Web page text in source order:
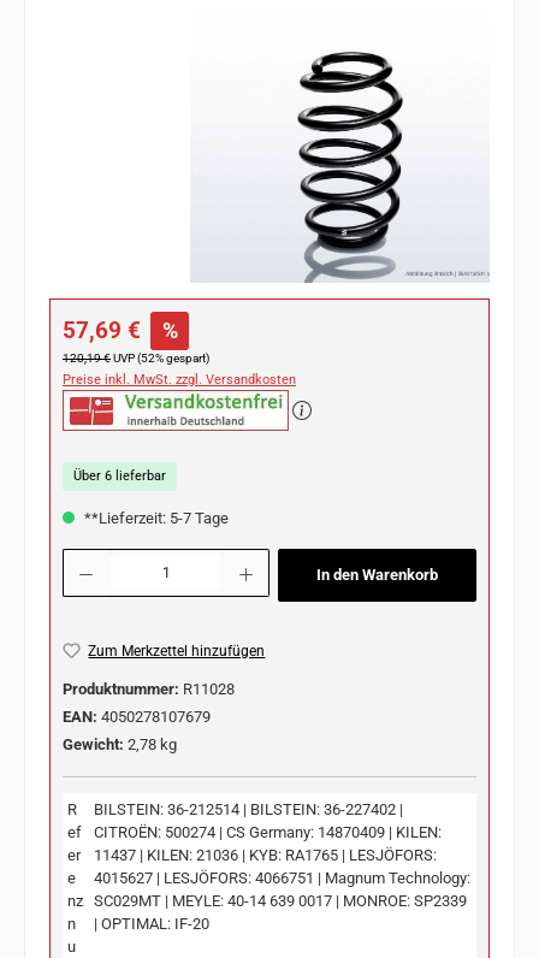
Verkaufspreis:
57,69 € %
Regulärer Preis:
120,19 €UVP (52% gespart)
Preise inkl. MwSt. zzgl. Versandkosten
Über 6 lieferbar
**Lieferzeit: 5-7 Tage
Produkt Anzahl: Gib den gewünschten Wert ein oder benutze die Schaltflächen
In den Warenkorb
Zum Merkzettel hinzufügen
Produktnummer: R11028
EAN: 4050278107679
Gewicht: 2,78 kg
R
ef
er
e
nz
n
u
BILSTEIN: 36-212514 | BILSTEIN: 36-227402 |
CITROËN: 500274 | CS Germany: 14870409 | KILEN:
11437 | KILEN: 21036 | KYB: RA1765 | LESJÖFORS:
4015627 | LESJÖFORS: 4066751 | Magnum Technology:
SC029MT | MEYLE: 40-14 639 0017 | MONROE: SP2339
| OPTIMAL: IF-20